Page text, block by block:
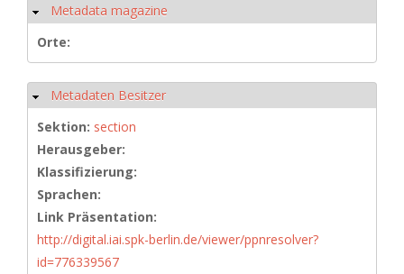
Ausblenden
Metadata magazine
Orte:
Ausblenden
Metadaten Besitzer
Sektion: section
Herausgeber:
Klassifizierung:
Sprachen:
Link Präsentation:
http://digital.iai.spk-berlin.de/viewer/ppnresolver?
id=776339567